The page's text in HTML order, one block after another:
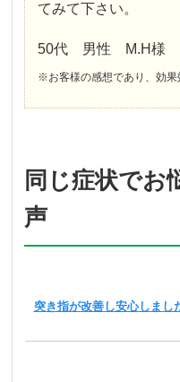
てみて下さい。
50代 男性 M.H様
※お客様の感想であり、効果
同じ症状でお
声
突き指が改善し安心しまし